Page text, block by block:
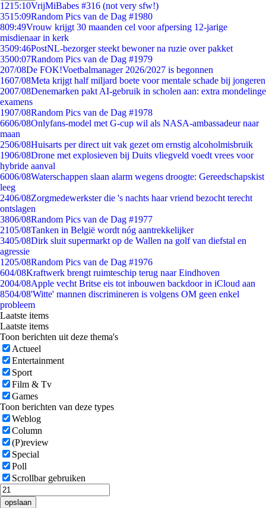
1215:10VrijMiBabes #316 (not very sfw!)
3515:09Random Pics van de Dag #1980
809:49Vrouw krijgt 30 maanden cel voor afpersing 12-jarige
misdienaar in kerk
3509:46PostNL-bezorger steekt bewoner na ruzie over pakket
3500:07Random Pics van de Dag #1979
207/08De FOK!Voetbalmanager 2026/2027 is begonnen
1607/08Meta krijgt half miljard boete voor mentale schade bij jongeren
2007/08Denemarken pakt AI-gebruik in scholen aan: extra mondelinge
examens
1907/08Random Pics van de Dag #1978
6606/08Onlyfans-model met G-cup wil als NASA-ambassadeur naar
maan
2506/08Huisarts per direct uit vak gezet om ernstig alcoholmisbruik
1906/08Drone met explosieven bij Duits vliegveld voedt vrees voor
hybride aanval
6006/08Waterschappen slaan alarm wegens droogte: Gereedschapskist
leeg
2406/08Zorgmedewerkster die 's nachts haar vriend bezocht terecht
ontslagen
3806/08Random Pics van de Dag #1977
2105/08Tanken in België wordt nóg aantrekkelijker
3405/08Dirk sluit supermarkt op de Wallen na golf van diefstal en
agressie
1205/08Random Pics van de Dag #1976
604/08Kraftwerk brengt ruimteschip terug naar Eindhoven
2004/08Apple vecht Britse eis tot inbouwen backdoor in iCloud aan
8504/08'Witte' mannen discrimineren is volgens OM geen enkel
probleem
Laatste items
Laatste items
Toon berichten uit deze thema's
Actueel
Entertainment
Sport
Film & Tv
Games
Toon berichten van deze types
Weblog
Column
(P)review
Special
Poll
Scrollbar gebruiken
opslaan